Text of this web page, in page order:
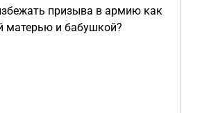
матерью и бабушкой?